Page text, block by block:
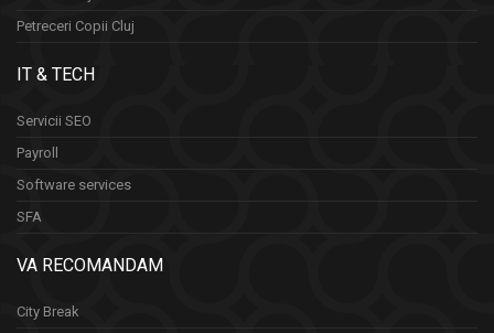
Petreceri Copii Cluj
IT & TECH
Servicii SEO
Payroll
Software services
SFA
VA RECOMANDAM
City Break